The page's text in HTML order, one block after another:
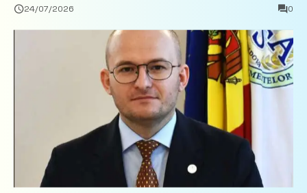
24/07/2026 0